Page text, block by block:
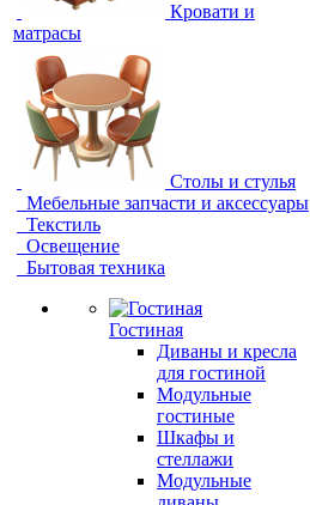
Кровати и
матрасы
Столы и стулья
Мебельные запчасти и аксессуары
Текстиль
Освещение
Бытовая техника
Гостиная
Диваны и кресла
для гостиной
Модульные
гостиные
Шкафы и
стеллажи
Модульные